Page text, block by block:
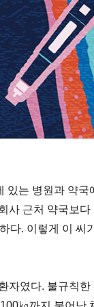
있는 병원과 약국
사 근처 약국보
다. 이렇게 이 씨
자였다. 불규칙한